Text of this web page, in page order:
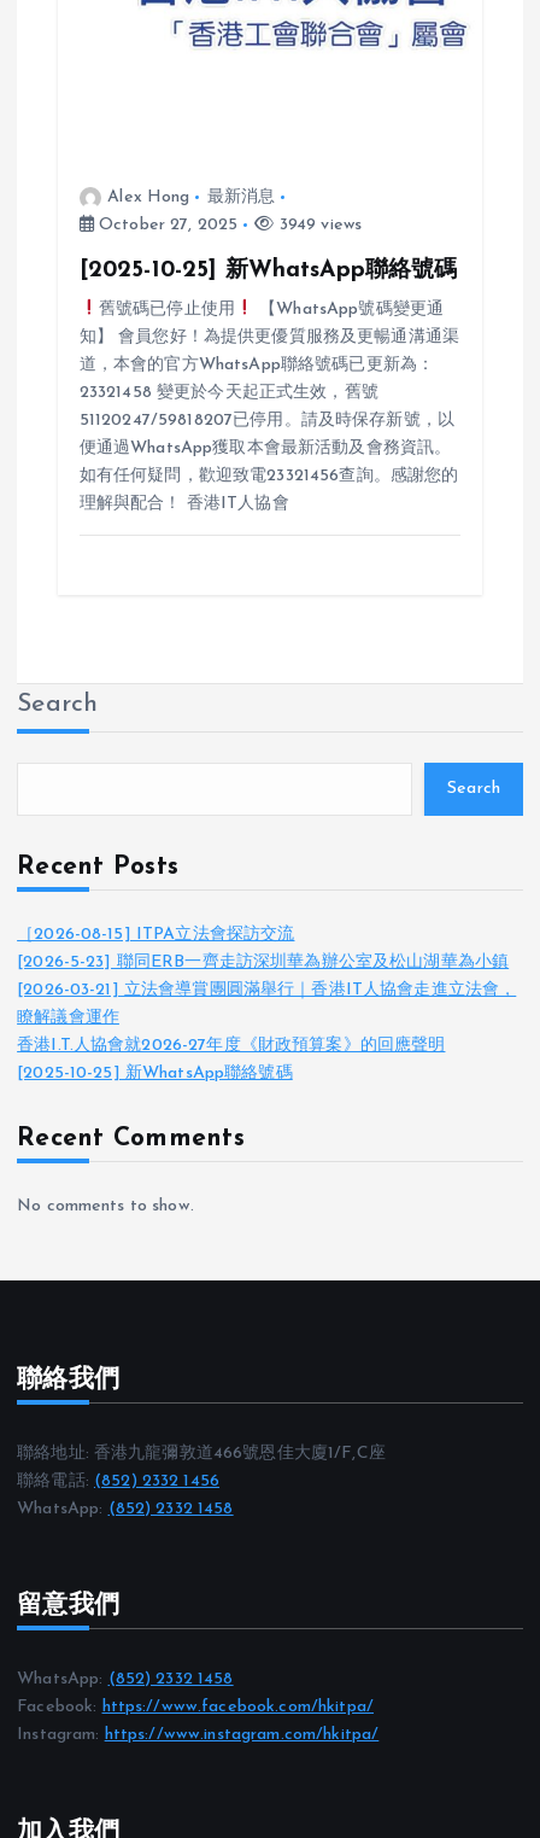
Alex Hong
最新消息
October 27, 2025
3949 views
[2025-10-25] 新WhatsApp聯絡號碼
舊號碼已停止使用
【WhatsApp號碼變更通
知】 會員您好！為提供更優質服務及更暢通溝通渠
道，本會的官方WhatsApp聯絡號碼已更新為：
23321458 變更於今天起正式生效，舊號
51120247/59818207已停用。請及時保存新號，以
便通過WhatsApp獲取本會最新活動及會務資訊。
如有任何疑問，歡迎致電23321456查詢。感謝您的
理解與配合！ 香港IT人協會
Search
Search
Recent Posts
［2026-08-15] ITPA立法會探訪交流
[2026-5-23] 聯同ERB一齊走訪深圳華為辦公室及松山湖華為小鎮
[2026-03-21] 立法會導賞團圓滿舉行｜香港IT人協會走進立法會，
瞭解議會運作
香港I.T.人協會就2026-27年度《財政預算案》的回應聲明
[2025-10-25] 新WhatsApp聯絡號碼
Recent Comments
No comments to show.
聯絡我們
聯絡地址: 香港九龍彌敦道466號恩佳大廈1/F,C座
聯絡電話: (852) 2332 1456
WhatsApp: (852) 2332 1458
留意我們
WhatsApp: (852) 2332 1458
Facebook: https://www.facebook.com/hkitpa/
Instagram: https://www.instagram.com/hkitpa/
加入我們